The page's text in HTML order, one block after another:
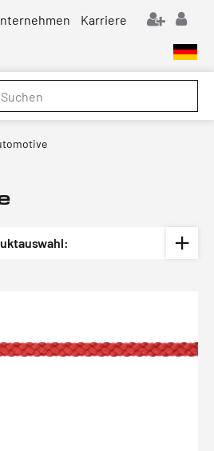
Karriere